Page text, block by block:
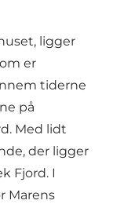
ligger
er
tiderne
på
Med lidt
der ligger
Fjord. I
Marens